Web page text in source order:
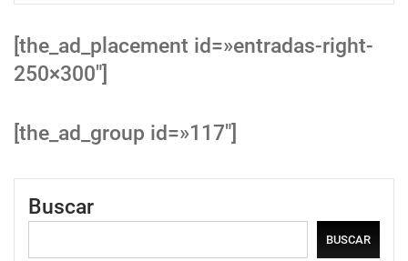
[the_ad_placement id=»entradas-right-
250×300″]
[the_ad_group id=»117″]
Buscar
BUSCAR